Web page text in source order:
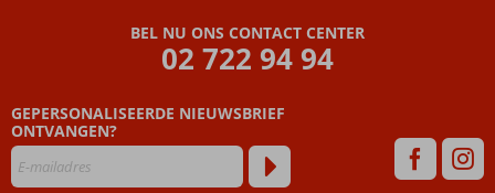
BEL NU ONS CONTACT CENTER
02 722 94 94
GEPERSONALISEERDE NIEUWSBRIEF
ONTVANGEN?